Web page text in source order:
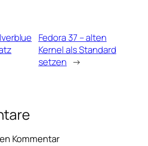
Fedora 37 – alten
Kernel als Standard
setzen →
Kommentar